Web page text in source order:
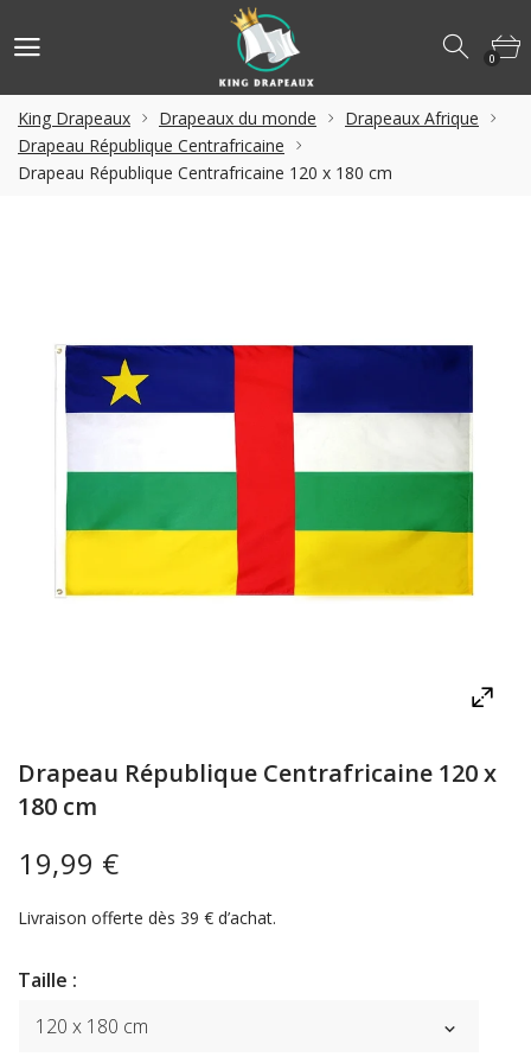
0
King Drapeaux Drapeaux du monde
Drapeaux Afrique
Drapeau République Centrafricaine
Drapeau République Centrafricaine 120 x 180 cm
19,99 €
Drapeau République Centrafricaine 120 x
180 cm
Livraison offerte dès 39 € d’achat.
Taille :